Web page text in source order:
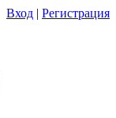
Вход | Регистрация